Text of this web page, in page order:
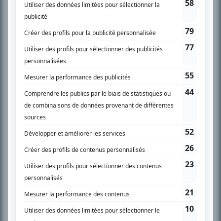
SUR LE RÉSEAU BIZZ MÉDIA
Accueil
Liste des oeuvres
Liste des comédiens
Recherche avancée
À propos
Nous contacter
Termes et conditions
Politique de confidentialité